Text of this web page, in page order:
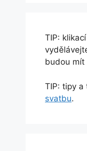
TIP: klikací
budou mít
TIP: tipy a
svatbu.